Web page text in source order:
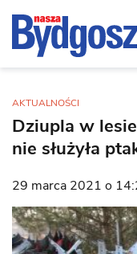
AKTUALNOŚCI
Dziupla w
nie służyła
29 marca 2021 o